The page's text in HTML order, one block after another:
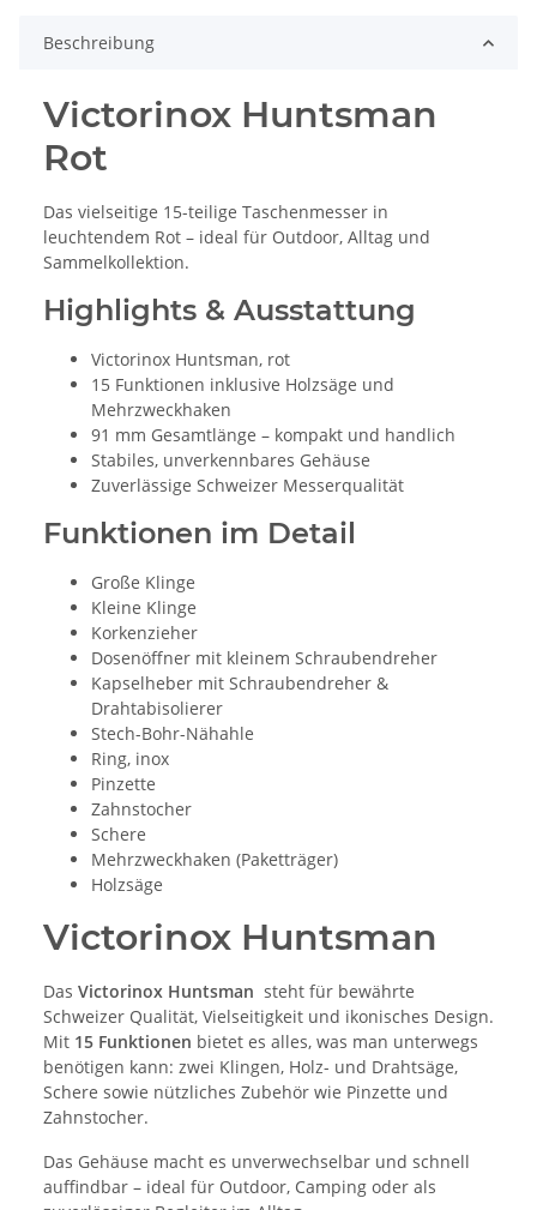
Beschreibung
Victorinox Huntsman
Rot
Das vielseitige 15-teilige Taschenmesser in
leuchtendem Rot – ideal für Outdoor, Alltag und
Sammelkollektion.
Highlights & Ausstattung
Victorinox Huntsman, rot
15 Funktionen inklusive Holzsäge und
Mehrzweckhaken
91 mm Gesamtlänge – kompakt und handlich
Stabiles, unverkennbares Gehäuse
Zuverlässige Schweizer Messerqualität
Funktionen im Detail
Große Klinge
Kleine Klinge
Korkenzieher
Dosenöffner mit kleinem Schraubendreher
Kapselheber mit Schraubendreher &
Drahtabisolierer
Stech-Bohr-Nähahle
Ring, inox
Pinzette
Zahnstocher
Schere
Mehrzweckhaken (Paketträger)
Holzsäge
Victorinox Huntsman
Das Victorinox Huntsman steht für bewährte
Schweizer Qualität, Vielseitigkeit und ikonisches Design.
Mit 15 Funktionen bietet es alles, was man unterwegs
benötigen kann: zwei Klingen, Holz- und Drahtsäge,
Schere sowie nützliches Zubehör wie Pinzette und
Zahnstocher.
Das Gehäuse macht es unverwechselbar und schnell
auffindbar – ideal für Outdoor, Camping oder als